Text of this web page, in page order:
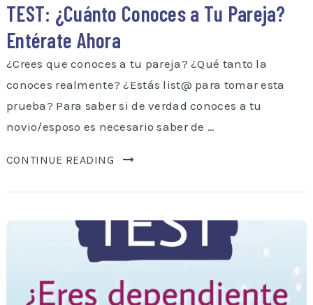
TEST: ¿Cuánto Conoces a Tu Pareja?
Entérate Ahora
¿Crees que conoces a tu pareja? ¿Qué tanto la
conoces realmente? ¿Estás list@ para tomar esta
prueba? Para saber si de verdad conoces a tu
novio/esposo es necesario saber de …
CONTINUE READING